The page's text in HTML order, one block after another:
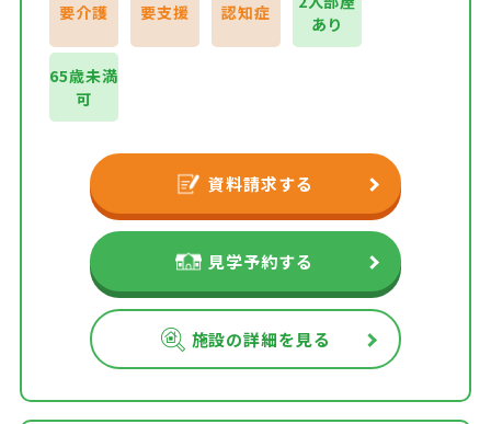
要介護 要支援 認知症
あり
65歳未満
可
資料請求する
見学予約する
施設の詳細を見る